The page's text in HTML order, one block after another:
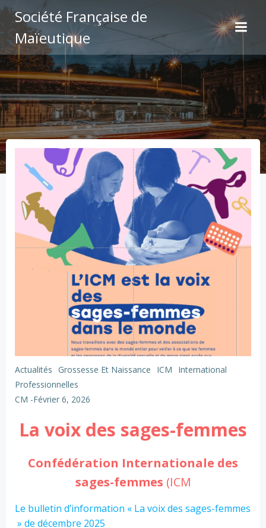
au
contenu
Société Française de
Maïeutique
Actualités Grossesse Et Naissance ICM
International
Professionnelles
CM -Février 6, 2026
La voix des sages-femmes
Confédération Internationale des
sages-femmes (ICM
Le bulletin d’information « La voix des sages-femmes
» de décembre 2025